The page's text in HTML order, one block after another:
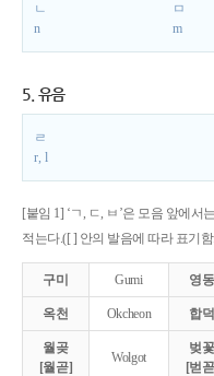
ㄴ
n
ㅁ
m
5. 유음
ㄹ
r, l
[붙임 1] ‘ㄱ, ㄷ, ㅂ’은 모음 앞에서
적는다.([ ] 안의 발음에 따라 표기
구미 Gumi 영동
옥천 Okcheon 합덕
월곶
[월곧]
Wolgot
벚꽃
[벋